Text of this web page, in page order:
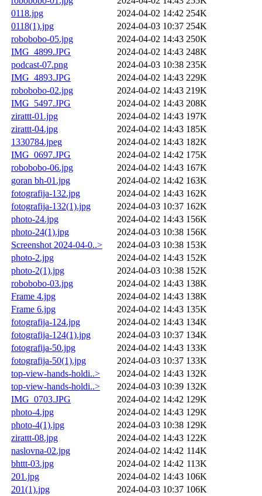
0118.jpg
2024-04-02 14:42 254K
0118(1).jpg
2024-04-03 10:37 254K
robobobo-05.jpg
2024-04-02 14:43 250K
IMG_4899.JPG
2024-04-02 14:43 248K
podcast-07.png
2024-04-03 10:38 235K
IMG_4893.JPG
2024-04-02 14:43 229K
robobobo-02.jpg
2024-04-02 14:43 219K
IMG_5497.JPG
2024-04-02 14:43 208K
zirattt-01.jpg
2024-04-02 14:43 197K
zirattt-04.jpg
2024-04-02 14:43 185K
1330784.jpeg
2024-04-02 14:43 182K
IMG_0697.JPG
2024-04-02 14:42 175K
robobobo-06.jpg
2024-04-02 14:43 167K
goran bh-01.jpg
2024-04-02 14:42 163K
fotografija-132.jpg
2024-04-02 14:43 162K
fotografija-132(1).jpg
2024-04-03 10:37 162K
photo-24.jpg
2024-04-02 14:43 156K
photo-24(1).jpg
2024-04-03 10:38 156K
Screenshot 2024-04-0..>
2024-04-03 10:38 153K
photo-2.jpg
2024-04-02 14:43 152K
photo-2(1).jpg
2024-04-03 10:38 152K
robobobo-03.jpg
2024-04-02 14:43 138K
Frame 4.jpg
2024-04-02 14:43 138K
Frame 6.jpg
2024-04-02 14:43 135K
fotografija-124.jpg
2024-04-02 14:43 134K
fotografija-124(1).jpg
2024-04-03 10:37 134K
fotografija-50.jpg
2024-04-02 14:43 133K
fotografija-50(1).jpg
2024-04-03 10:37 133K
top-view-hands-holdi..>
2024-04-02 14:43 132K
top-view-hands-holdi..>
2024-04-03 10:39 132K
IMG_0703.JPG
2024-04-02 14:42 129K
photo-4.jpg
2024-04-02 14:43 129K
photo-4(1).jpg
2024-04-03 10:38 129K
zirattt-08.jpg
2024-04-02 14:43 122K
naslovna-02.jpg
2024-04-02 14:42 114K
bhttt-03.jpg
2024-04-02 14:42 113K
201.jpg
2024-04-02 14:43 106K
201(1).jpg
2024-04-03 10:37 106K